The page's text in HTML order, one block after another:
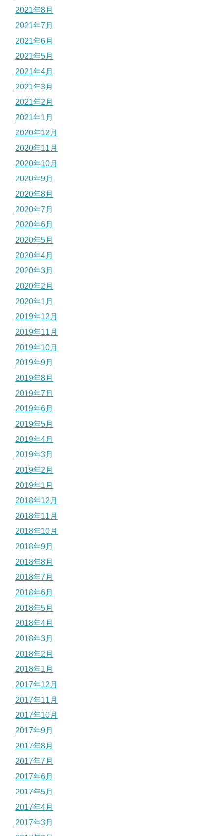
2021年8月
2021年7月
2021年6月
2021年5月
2021年4月
2021年3月
2021年2月
2021年1月
2020年12月
2020年11月
2020年10月
2020年9月
2020年8月
2020年7月
2020年6月
2020年5月
2020年4月
2020年3月
2020年2月
2020年1月
2019年12月
2019年11月
2019年10月
2019年9月
2019年8月
2019年7月
2019年6月
2019年5月
2019年4月
2019年3月
2019年2月
2019年1月
2018年12月
2018年11月
2018年10月
2018年9月
2018年8月
2018年7月
2018年6月
2018年5月
2018年4月
2018年3月
2018年2月
2018年1月
2017年12月
2017年11月
2017年10月
2017年9月
2017年8月
2017年7月
2017年6月
2017年5月
2017年4月
2017年3月